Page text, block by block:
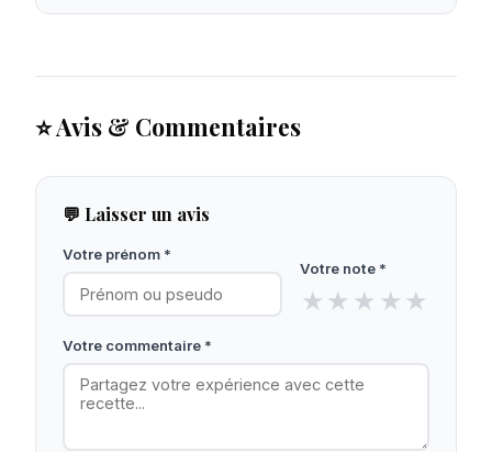
⭐ Avis & Commentaires
💬 Laisser un avis
Votre prénom *
Votre note *
★ ★ ★ ★ ★
Votre commentaire *